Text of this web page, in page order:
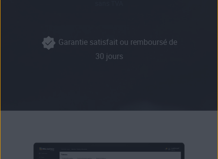
Garantie satisfait ou remboursé de
30 jours